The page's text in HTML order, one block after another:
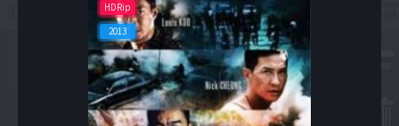
HDRip
2013